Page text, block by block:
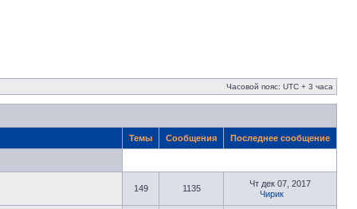
Часовой пояс: UTC + 3 часа
Темы Сообщения Последнее сообщение
149 1135
Чт дек 07, 2017
Чирик